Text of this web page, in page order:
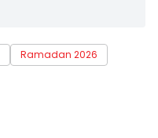
Ramadan 2026